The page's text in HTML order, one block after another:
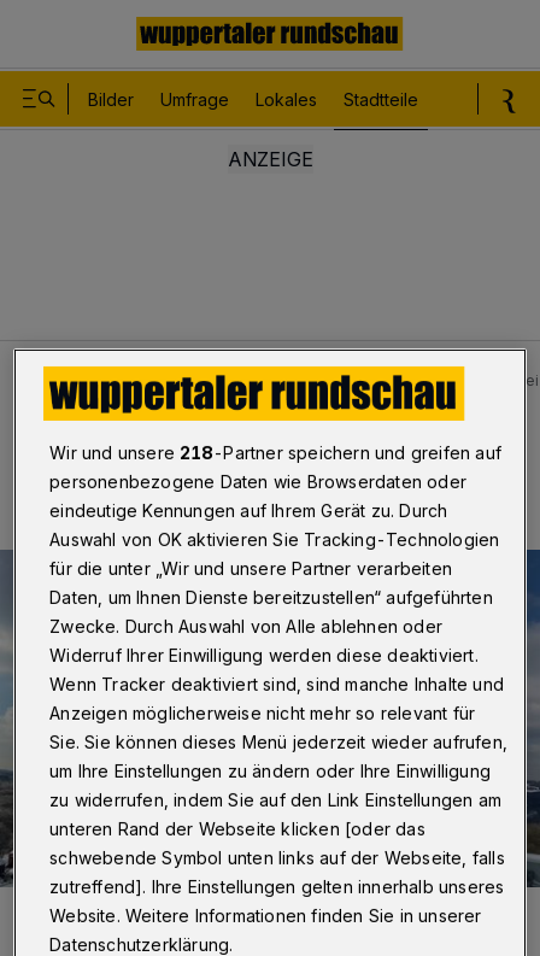
Bilder Umfrage Lokales Stadtteile
Stadtteile Nächstebreck Wuppertaler Weitblick
Bilderstrecke
Wuppertaler Weitblick bei Winterwetter
Wir und unsere 218-Partner speichern und greifen auf
personenbezogene Daten wie Browserdaten oder
eindeutige Kennungen auf Ihrem Gerät zu. Durch
Auswahl von OK aktivieren Sie Tracking-Technologien
für die unter „Wir und unsere Partner verarbeiten
Daten, um Ihnen Dienste bereitzustellen“ aufgeführten
Zwecke. Durch Auswahl von Alle ablehnen oder
Widerruf Ihrer Einwilligung werden diese deaktiviert.
Wenn Tracker deaktiviert sind, sind manche Inhalte und
Anzeigen möglicherweise nicht mehr so relevant für
Sie. Sie können dieses Menü jederzeit wieder aufrufen,
um Ihre Einstellungen zu ändern oder Ihre Einwilligung
zu widerrufen, indem Sie auf den Link Einstellungen am
unteren Rand der Webseite klicken [oder das
schwebende Symbol unten links auf der Webseite, falls
zutreffend]. Ihre Einstellungen gelten innerhalb unseres
Website. Weitere Informationen finden Sie in unserer
Datenschutzerklärung.